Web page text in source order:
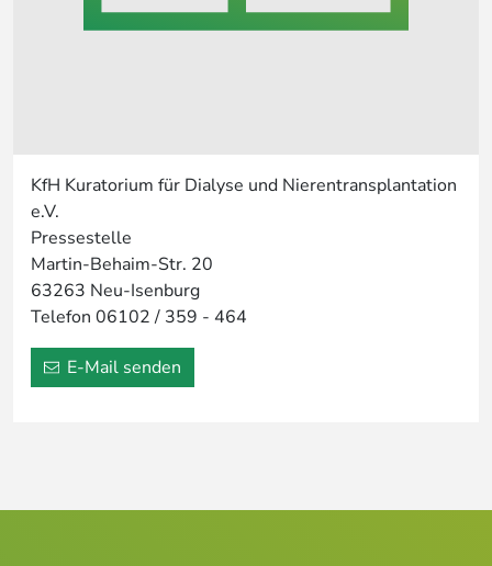
KfH Kuratorium für Dialyse und Nierentransplantation
e.V.
Pressestelle
Martin-Behaim-Str. 20
63263 Neu-Isenburg
Telefon 06102 / 359 - 464
E-Mail senden